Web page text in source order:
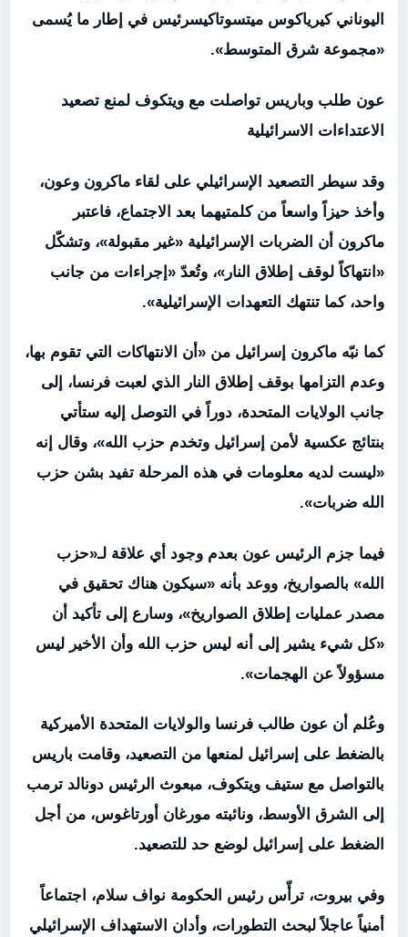
اليوناني كيرياكوس ميتسوتاكيسرئيس في إطار ما يُسمى
«مجموعة شرق المتوسط».
عون طلب وباريس تواصلت مع ويتكوف لمنع تصعيد
الاعتداءات الاسرائيلية
وقد سيطر التصعيد الإسرائيلي على لقاء ماكرون وعون،
وأخذ حيزاً واسعاً من كلمتيهما بعد الاجتماع، فاعتبر
ماكرون أن الضربات الإسرائيلية «غير مقبولة»، وتشكّل
«انتهاكاً لوقف إطلاق النار»، وتُعدّ «إجراءات من جانب
واحد، كما تنتهك التعهدات الإسرائيلية».
كما نبّه ماكرون إسرائيل من «أن الانتهاكات التي تقوم بها،
وعدم التزامها بوقف إطلاق النار الذي لعبت فرنسا، إلى
جانب الولايات المتحدة، دوراً في التوصل إليه ستأتي
بنتائج عكسية لأمن إسرائيل وتخدم حزب الله»، وقال إنه
«ليست لديه معلومات في هذه المرحلة تفيد بشن حزب
الله ضربات».
فيما جزم الرئيس عون بعدم وجود أي علاقة لـ«حزب
الله» بالصواريخ، ووعد بأنه «سيكون هناك تحقيق في
مصدر عمليات إطلاق الصواريخ»، وسارع إلى تأكيد أن
«كل شيء يشير إلى أنه ليس حزب الله وأن الأخير ليس
مسؤولاً عن الهجمات».
وعُلم أن عون طالب فرنسا والولايات المتحدة الأميركية
بالضغط على إسرائيل لمنعها من التصعيد، وقامت باريس
بالتواصل مع ستيف ويتكوف، مبعوث الرئيس دونالد ترمب
إلى الشرق الأوسط، ونائبته مورغان أورتاغوس، من أجل
الضغط على إسرائيل لوضع حد للتصعيد.
وفي بيروت، ترأّس رئيس الحكومة نواف سلام، اجتماعاً
أمنياً عاجلاً لبحث التطورات، وأدان الاستهداف الإسرائيلي